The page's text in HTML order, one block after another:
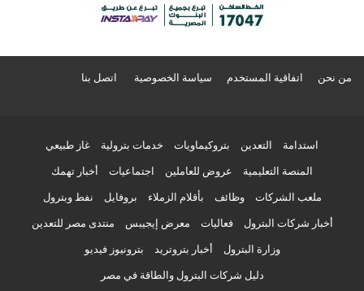
من نحن اتفاقية المستخدم سياسة الخصوصية اتصل بنا
استدامة التعدين بتروكيماويات خدمات بترولية غاز طبيعي
المنصة التعليمية عروض للعاملين اجتماعيات أخبار تهمك
ملعب الشركات وظائف بأقلام الزملاء بروفايل نفط وبترول
أخبار شركات البترول فعاليات معرض إيجيبس منتدى مصر للتعدين
وزارة البترول أخبار بتروتريد بترونيوز فيديو
دليل شركات البترول والطاقة في مصر